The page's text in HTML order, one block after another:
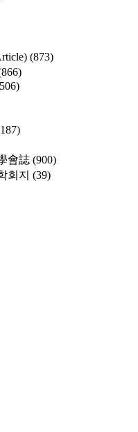
(873)
會誌 (900)
회지 (39)